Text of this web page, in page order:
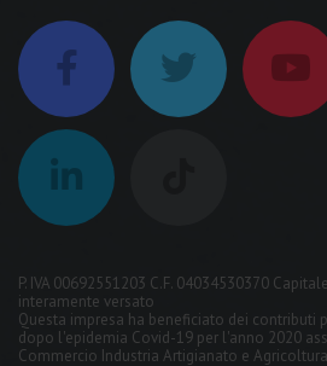
P. IVA 00692551203 C.F. 04034530370
interamente versato
Questa impresa ha beneficiato dei contributi
dopo l'epidemia Covid-19 per l'anno 2020
Commercio Industria Artigianato e